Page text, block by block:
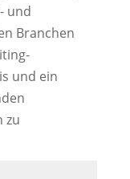
und
Branchen
und ein
zu